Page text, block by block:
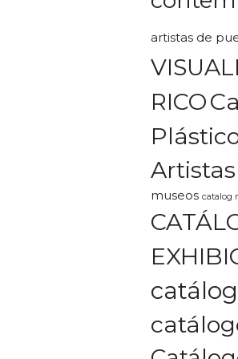
artistas de
RICO
museos catalog